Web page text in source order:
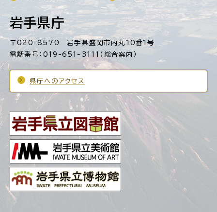
岩手県庁
〒020-8570 岩手県盛岡市内丸10番1号
電話番号：019-651-3111（総合案内）
県庁へのアクセス